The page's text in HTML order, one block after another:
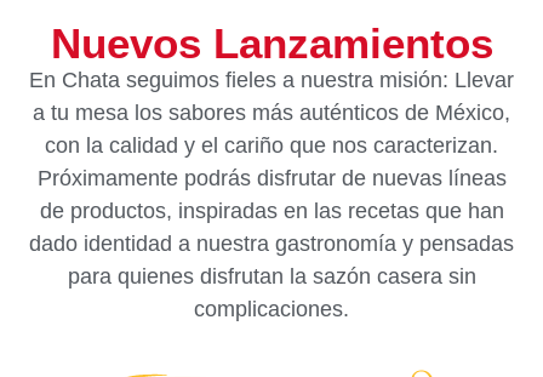
Nuevos Lanzamientos
En Chata seguimos fieles a nuestra misión: Llevar
a tu mesa los sabores más auténticos de México,
con la calidad y el cariño que nos caracterizan.
Próximamente podrás disfrutar de nuevas líneas
de productos, inspiradas en las recetas que han
dado identidad a nuestra gastronomía y pensadas
para quienes disfrutan la sazón casera sin
complicaciones.